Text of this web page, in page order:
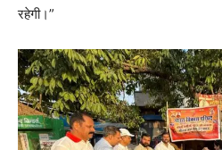
रहेगी।”